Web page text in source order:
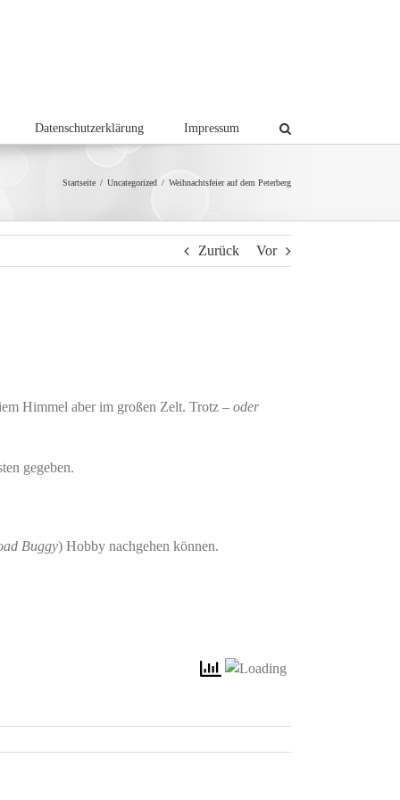
Datenschutzerklärung Impressum
Startseite / Uncategorized / Weihnachtsfeier auf dem Peterberg
Zurück Vor
Himmel aber im großen Zelt. Trotz – oder
gegeben.
Buggy) Hobby nachgehen können.